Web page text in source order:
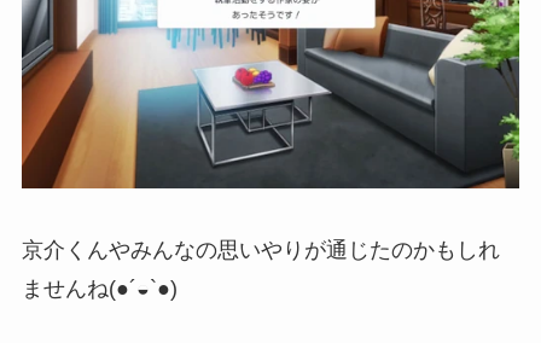
京介くんやみんなの思いやりが通じたのかもしれ
ませんね(●´◒`●)